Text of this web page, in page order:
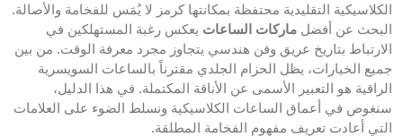
الكلاسيكية التقليدية محتفظة بمكانتها كرمز لا يُمَس للفخامة والأصالة.
البحث عن أفضل ماركات الساعات يعكس رغبة المستهلكين في
الارتباط بتاريخ عريق وفن هندسي يتجاوز مجرد معرفة الوقت. من بين
جميع الخيارات، يظل الحزام الجلدي مقترناً بالساعات السويسرية
الراقية هو التعبير الأسمى عن الأناقة المكتملة. في هذا الدليل،
سنغوص في أعماق الساعات الكلاسيكية ونسلط الضوء على العلامات
التي أعادت تعريف مفهوم الفخامة المطلقة.